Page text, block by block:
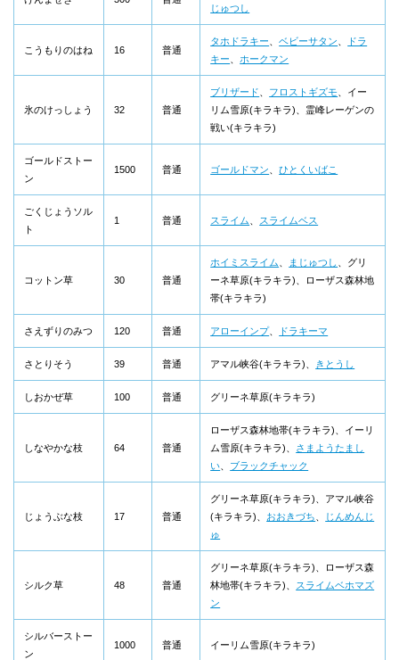
じゅつし
こうもりのはね 16 普通
タホドラキー 、ベビーサタン
ドラ
キー
ホークマン
氷のけっしょう 32 普通
ブリザード フロストギズモ 、イー
リム雪原(キラキラ)、霊峰レーゲンの
戦い(キラキラ)
ゴールドストー
ン
1500 普通 ゴールドマン 、ひとくいばこ
ごくじょうソル
ト
1 普通 スライム スライムベス
コットン草 30 普通
ホイミスライム まじゅつし
、グリ
ーネ草原(キラキラ)、ローザス森林地
帯(キラキラ)
さえずりのみつ 120 普通 アローインプ、 ドラキーマ
さとりそう 39 普通 アマル峡谷(キラキラ)、 きとうし
しおかぜ草 100 普通 グリーネ草原(キラキラ)
しなやかな枝 64 普通
ローザス森林地帯(キラキラ)、イーリ
ム雪原(キラキラ)、 さまようたまし
い
ブラックチャック
じょうぶな枝 17 普通
グリーネ草原(キラキラ)、アマル峡谷
(キラキラ)、 おおきづち
じんめんじ
ゅ
シルク草 48 普通
グリーネ草原(キラキラ)、ローザス森
林地帯(キラキラ)、 スライムベホマズ
ン
シルバーストー
ン
1000 普通 イーリム雪原(キラキラ)